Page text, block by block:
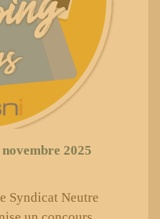
2025
Syndicat Neutre